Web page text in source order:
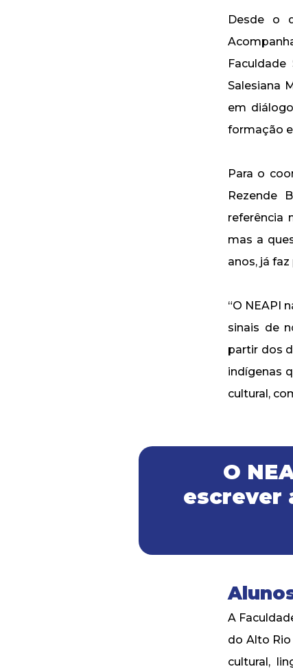
Desde o
Salesiana
em
formação
Para o
Rezende
referência
mas a
anos, já
“O NEAPI
sinais de
partir dos
indígenas
cultural,
O
escrever
A
do Alto
cultural,